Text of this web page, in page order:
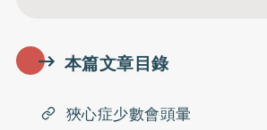
本篇文章目錄
狹心症少數會頭暈